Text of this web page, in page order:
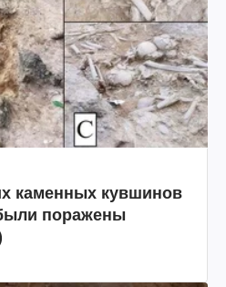
каменных кувшинов
поражены